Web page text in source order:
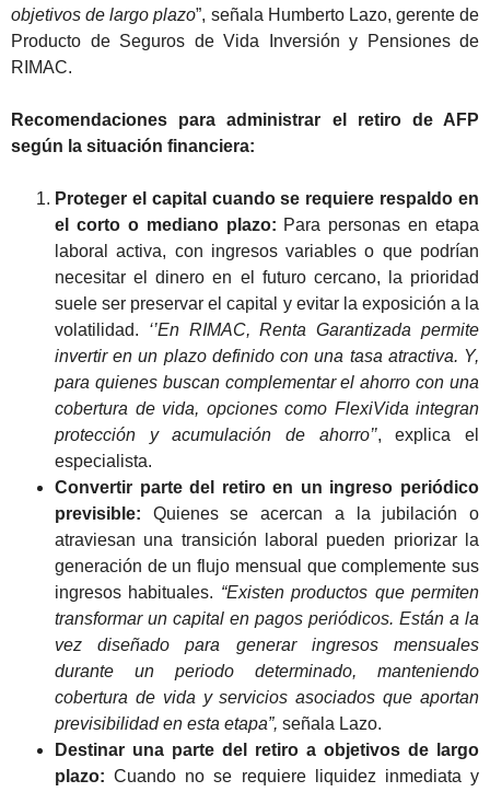
objetivos de largo plazo”, señala Humberto Lazo, gerente de
Producto de Seguros de Vida Inversión y Pensiones de
RIMAC.
Recomendaciones para administrar el retiro de AFP
según la situación financiera:
Proteger el capital cuando se requiere respaldo en
el corto o mediano plazo: Para personas en etapa
laboral activa, con ingresos variables o que podrían
necesitar el dinero en el futuro cercano, la prioridad
suele ser preservar el capital y evitar la exposición a la
volatilidad. ‘’En RIMAC, Renta Garantizada permite
invertir en un plazo definido con una tasa atractiva. Y,
para quienes buscan complementar el ahorro con una
cobertura de vida, opciones como FlexiVida integran
protección y acumulación de ahorro’’, explica el
especialista.
Convertir parte del retiro en un ingreso periódico
previsible: Quienes se acercan a la jubilación o
atraviesan una transición laboral pueden priorizar la
generación de un flujo mensual que complemente sus
ingresos habituales. “Existen productos que permiten
transformar un capital en pagos periódicos. Están a la
vez diseñado para generar ingresos mensuales
durante un periodo determinado, manteniendo
cobertura de vida y servicios asociados que aportan
previsibilidad en esta etapa”, señala Lazo.
Destinar una parte del retiro a objetivos de largo
plazo:Cuando no se requiere liquidez inmediata y